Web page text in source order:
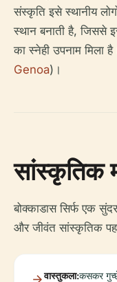
संस्कृति इसे स्थानीय
स्थान बनाती है, जिससे
का स्नेही उपनाम मिला है
Genoa)।
सांस्कृतिक
बोक्काडास सिर्फ एक
और जीवंत सांस्कृतिक
वास्तुकला:कसकर